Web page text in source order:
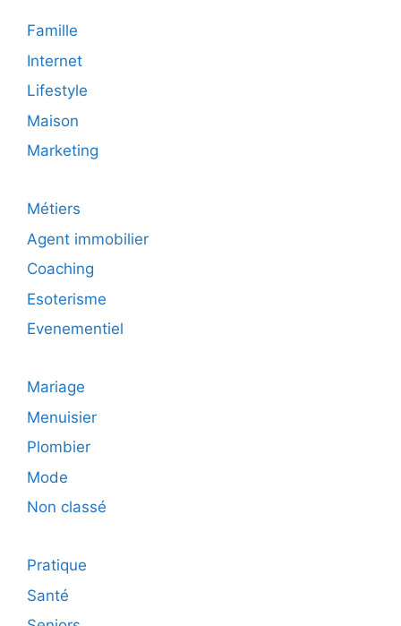
Famille
Internet
Lifestyle
Maison
Marketing
Métiers
Agent immobilier
Coaching
Esoterisme
Evenementiel
Mariage
Menuisier
Plombier
Mode
Non classé
Pratique
Santé